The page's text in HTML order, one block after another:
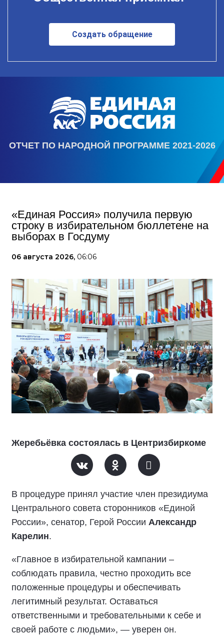
Создать обращение
ОТЧЕТ ПО НАРОДНОЙ ПРОГРАММЕ 2021-2026
«Единая Россия» получила первую
строку в избирательном бюллетене на
выборах в Госдуму
06 августа 2026, 06:06
Жеребьёвка состоялась в Центризбиркоме
В процедуре принял участие член президиума
Центрального совета сторонников «Единой
России», сенатор, Герой России Александр
Карелин.
«Главное в избирательной кампании –
соблюдать правила, честно проходить все
положенные процедуры и обеспечивать
легитимный результат. Оставаться
ответственными и требовательными к себе и
своей работе с людьми», — уверен он.